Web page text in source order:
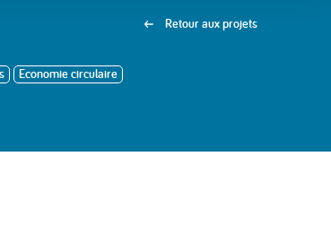
Economie circulaire
Retour aux projets